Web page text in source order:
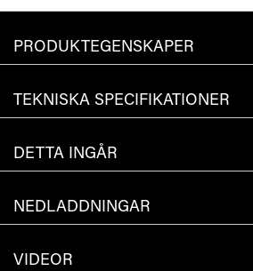
PRODUKTEGENSKAPER
TEKNISKA SPECIFIKATIONER
DETTA INGÅR
NEDLADDNINGAR
VIDEOR